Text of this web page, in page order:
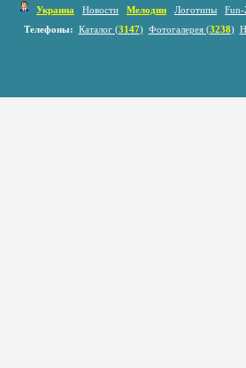
Украина Новости Мелодии Логотипы
Fun-
Телефоны:
Каталог (3147) Фотогалерея (3238)